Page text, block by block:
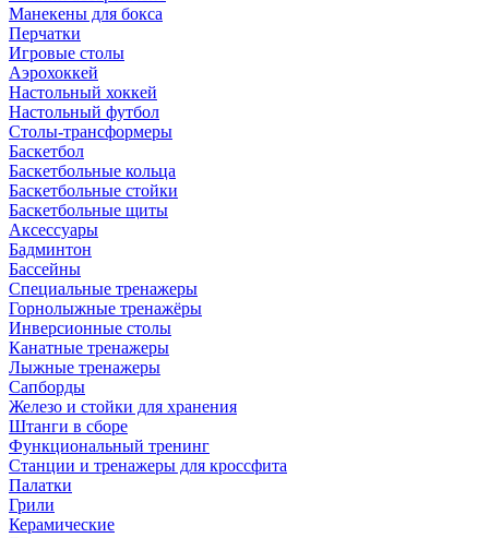
Манекены для бокса
Перчатки
Игровые столы
Аэрохоккей
Настольный хоккей
Настольный футбол
Столы-трансформеры
Баскетбол
Баскетбольные кольца
Баскетбольные стойки
Баскетбольные щиты
Аксессуары
Бадминтон
Бассейны
Специальные тренажеры
Горнолыжные тренажёры
Инверсионные столы
Канатные тренажеры
Лыжные тренажеры
Сапборды
Железо и стойки для хранения
Штанги в сборе
Функциональный тренинг
Станции и тренажеры для кроссфита
Палатки
Грили
Керамические